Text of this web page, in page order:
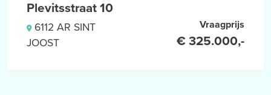
Plevitsstraat 10
6112 AR SINT
JOOST
Vraagprijs
€ 325.000,-